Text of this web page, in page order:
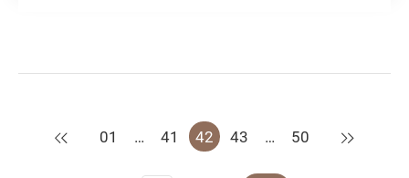
上一頁
01 … 41 42 43 … 50 下一頁